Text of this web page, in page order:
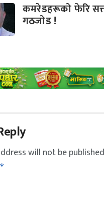
कमरेडहरूको फेरि
गठजोड !
will not be
*